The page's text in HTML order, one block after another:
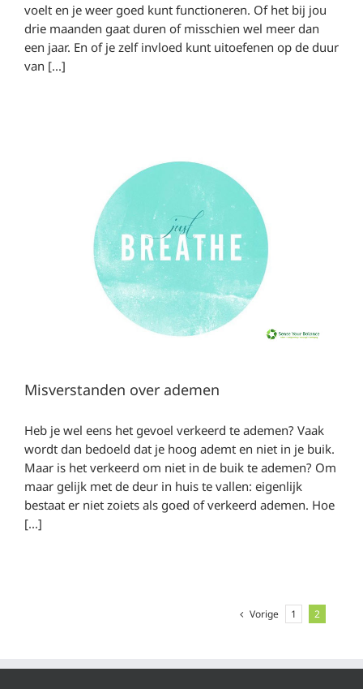
voelt en je weer goed kunt functioneren. Of het bij jou
drie maanden gaat duren of misschien wel meer dan
een jaar. En of je zelf invloed kunt uitoefenen op de duur
van [...]
Misverstanden over ademen
Heb je wel eens het gevoel verkeerd te ademen? Vaak
wordt dan bedoeld dat je hoog ademt en niet in je buik.
Maar is het verkeerd om niet in de buik te ademen? Om
maar gelijk met de deur in huis te vallen: eigenlijk
bestaat er niet zoiets als goed of verkeerd ademen. Hoe
[...]
Vorige 1 2